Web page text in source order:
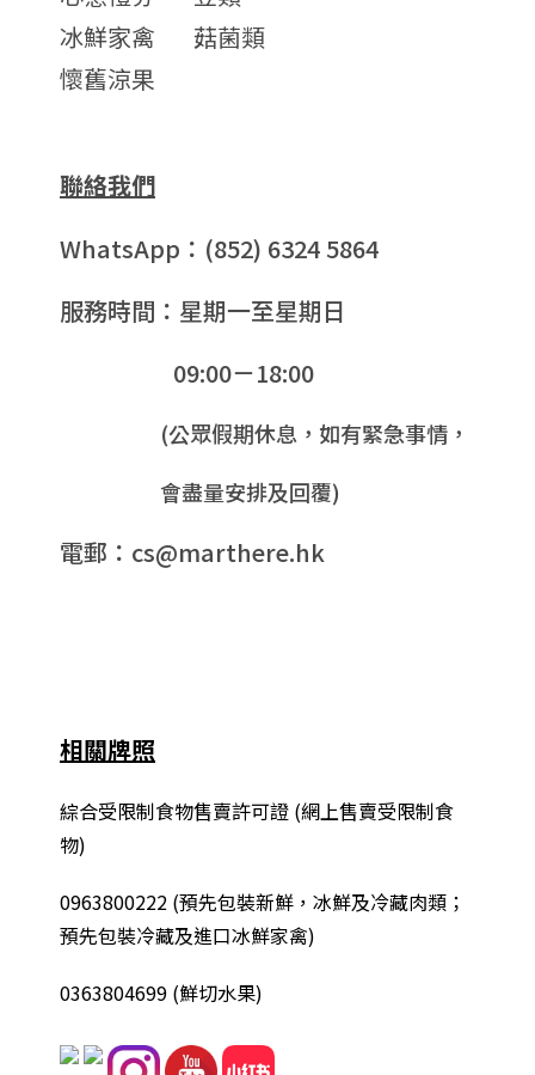
冰鮮家禽
菇菌類
懷舊涼果
聯絡我們
WhatsApp：(852) 6324 5864
服務時間：星期一至星期日
09:00－18:00
(公眾假期休息，如有緊急事情，
會盡量安排及回覆)
電郵：cs@marthere.hk
相關牌照
綜合受限制食物售賣許可證 (網上售賣受限制食
物)
0963800222 (預先包裝新鮮，冰鮮及冷藏肉類；
預先包裝冷藏及進口冰鮮家禽)
0363804699 (鮮切水果)